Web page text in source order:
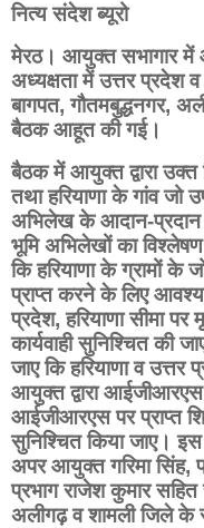
नित्य संदेश ब्यूरो
मेरठ। आयुक्त सभागार में
अध्यक्षता में उत्तर प्रदेश
बागपत, गौतमबुद्धनगर,
बैठक आहूत की गई।
बैठक में आयुक्त द्वारा उक्त
तथा हरियाणा के गांव जो
अभिलेख के आदान-प्रदान
भूमि अभिलेखों का
कि हरियाणा के ग्रामों के
प्राप्त करने के लिए
प्रदेश, हरियाणा सीमा पर
कार्यवाही सुनिश्चित की
जाए कि हरियाणा व
आयुक्त द्वारा आईजीआरएस
आईजीआरएस पर प्राप्त
सुनिश्चित किया जाए।
अपर आयुक्त गरिमा सिंह,
प्रभाग राजेश कुमार सहित
अलीगढ़ व शामली जिले के